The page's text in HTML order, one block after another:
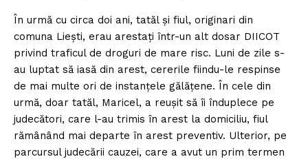
În urmă cu circa doi ani, tatăl și fiul, originari din
comuna Liești, erau arestați într-un alt dosar DIICOT
privind traficul de droguri de mare risc. Luni de zile s-
au luptat să iasă din arest, cererile fiindu-le respinse
de mai multe ori de instanțele gălățene. În cele din
urmă, doar tatăl, Maricel, a reușit să îi înduplece pe
judecători, care l-au trimis în arest la domiciliu, fiul
rămânând mai departe în arest preventiv. Ulterior, pe
parcursul judecării cauzei, care a avut un prim termen